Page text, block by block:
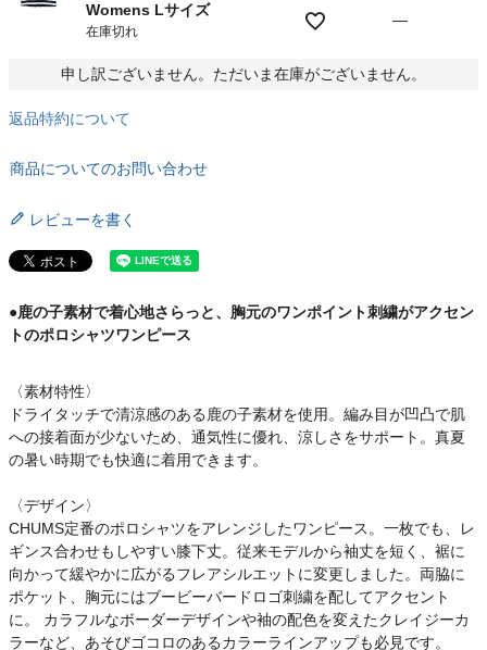
Womens Lサイズ
在庫切れ
—
申し訳ございません。ただいま在庫がございません。
返品特約について
商品についてのお問い合わせ
レビューを書く
●鹿の子素材で着心地さらっと、胸元のワンポイント刺繍がアクセン
トのポロシャツワンピース
〈素材特性〉
ドライタッチで清涼感のある鹿の子素材を使用。編み目が凹凸で肌
への接着面が少ないため、通気性に優れ、涼しさをサポート。真夏
の暑い時期でも快適に着用できます。
〈デザイン〉
CHUMS定番のポロシャツをアレンジしたワンピース。一枚でも、レ
ギンス合わせもしやすい膝下丈。従来モデルから袖丈を短く、裾に
向かって緩やかに広がるフレアシルエットに変更しました。両脇に
ポケット、胸元にはブービーバードロゴ刺繍を配してアクセント
に。 カラフルなボーダーデザインや袖の配色を変えたクレイジーカ
ラーなど、あそびゴコロのあるカラーラインアップも必見です。